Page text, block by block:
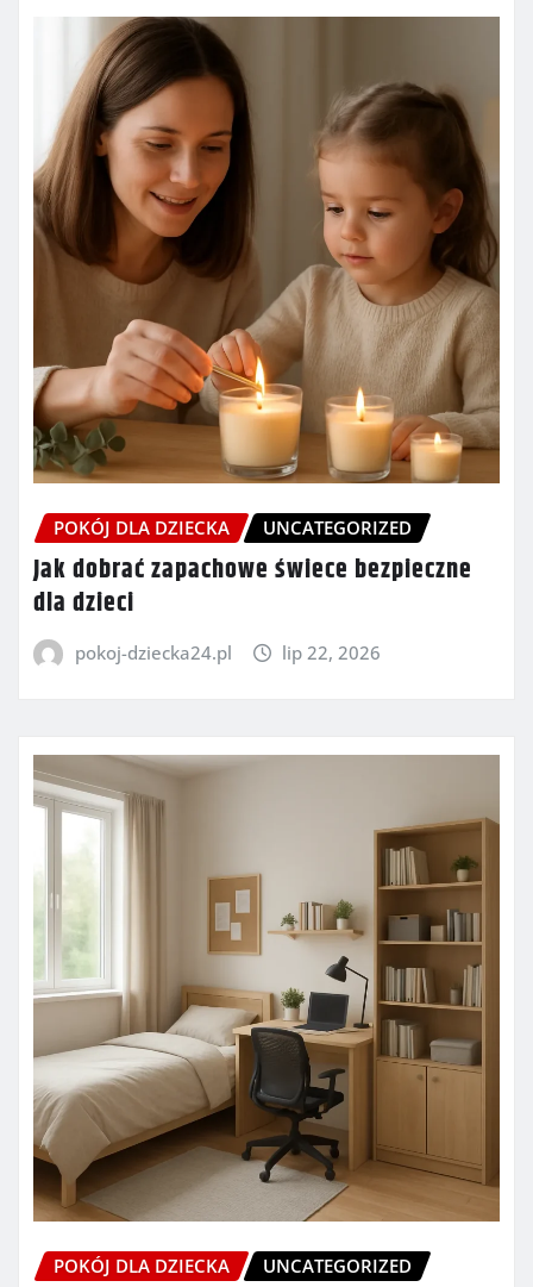
POKÓJ DLA DZIECKA UNCATEGORIZED
Jak dobrać zapachowe świece bezpieczne
dla dzieci
pokoj-dziecka24.pl lip 22, 2026
POKÓJ DLA DZIECKA UNCATEGORIZED